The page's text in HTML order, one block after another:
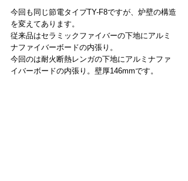
今回も同じ節電タイプTY-F8ですが、炉壁の構造
を変えてあります。
従来品はセラミックファイバーの下地にアルミ
ナファイバーボードの内張り。
今回のは耐火断熱レンガの下地にアルミナファ
イバーボードの内張り。壁厚146mmです。